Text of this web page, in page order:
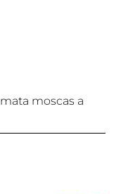
moscas a